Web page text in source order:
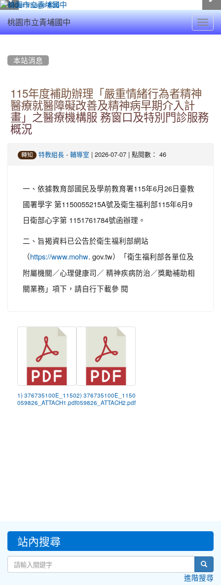
桃園市立青埔國中
本站消息
115年度補助辦理「嚴重情緒行為者精神
醫療就醫障礙改善及精神病早期介入計
畫」之醫療機構服 務窗口及特別門診服務
概況
轉知 特教組長 - 輔導室 | 2026-07-07 | 點閱數： 46
一、依據教育部國民及學前教育署115年6月26日臺教
國署學字 第1150055215A號及衛生福利部115年6月9
日衛部心字第 1151761784號函辦理。
二、旨揭資料已公告於衛生福利部網站
（ https://www.mohw. gov.tw）「衛生福利部各單位及
附屬機關／心理健康司／ 精神疾病防治／獎勵補助相
關業務」項下，請自行下載參 閱
1) 376735100E_1150
059826_ATTACH1.pdf
2) 376735100E_1150
059826_ATTACH2.pdf
::: 站內搜尋
進階搜尋